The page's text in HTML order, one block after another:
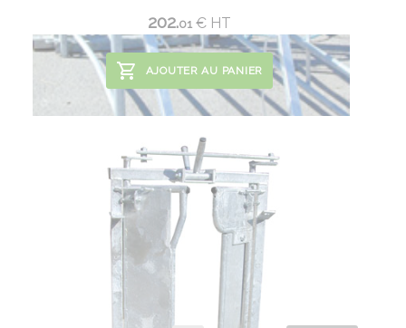
202.01 € HT
AJOUTER AU PANIER